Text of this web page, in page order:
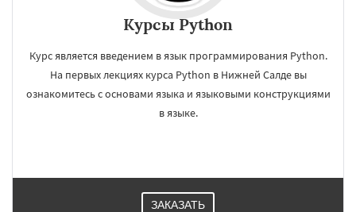
Курсы Python
Курс является введением в язык программирования Python.
На первых лекциях курса Python в Нижней Салде вы
ознакомитесь с основами языка и языковыми конструкциями
в языке.
ЗАКАЗАТЬ